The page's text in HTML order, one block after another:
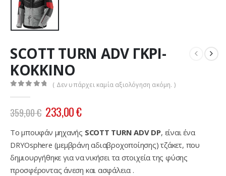
SCOTT TURN ADV ΓΚΡΙ-
ΚΟΚΚΙΝΟ
( Δεν υπάρχει καμία αξιολόγηση ακόμη. )
359,00€ Original
price
was:
359,00 €.
233,00€Η
τρέχουσα
τιμή
είναι:
233,00 €.
Το μπουφάν μηχανής SCOTT TURN ADV DP, είναι ένα
DRYOsphere (μεμβράνη αδιαβροχοποίησης) τζάκετ, που
δημιουργήθηκε για να νικήσει τα στοιχεία της φύσης
προσφέροντας άνεση και ασφάλεια .